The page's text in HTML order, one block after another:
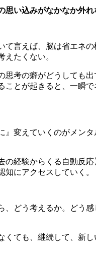
思い込みがなかなか外れ
て言えば、脳は省エネの
えたくない。
思考の癖がどうしても出
ことが起きると、一瞬
』変えていくのがメン
の経験からくる自動反
知にアクセスしていく。
、どう考えるか。どう
くても、継続して、新し